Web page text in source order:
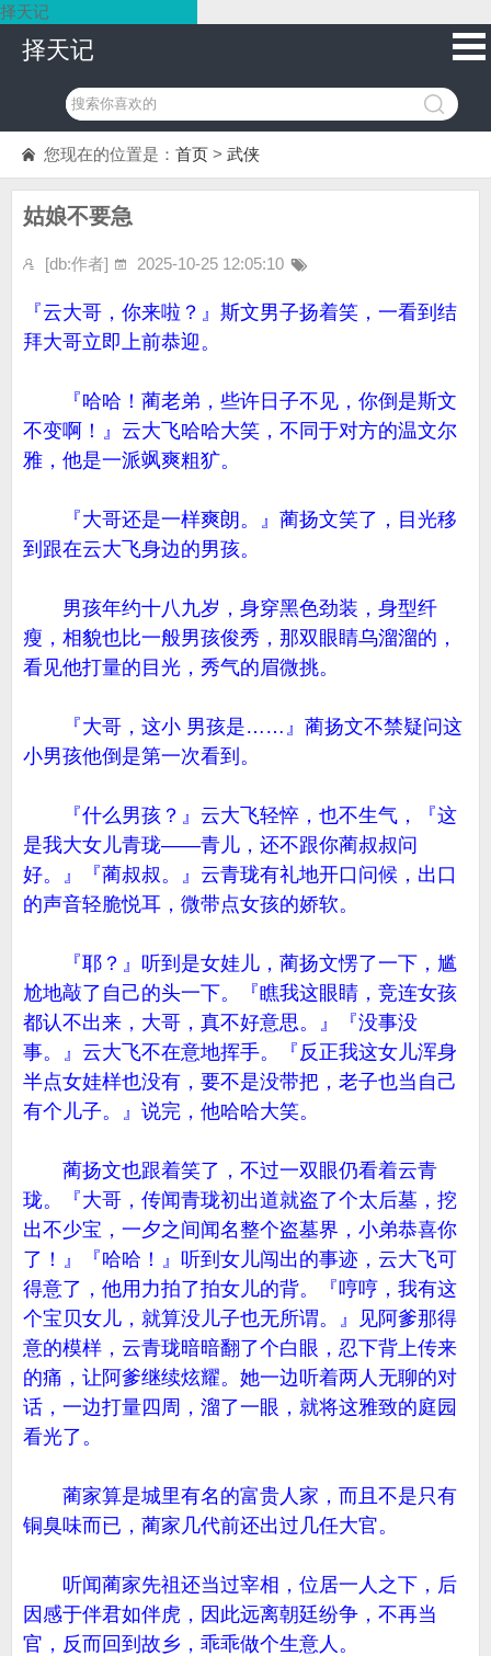
择天记
择天记
您现在的位置是： 首页 > 武侠
姑娘不要急
[db:作者] 2025-10-25 12:05:10
『云大哥，你来啦？』斯文男子扬着笑，一看到结
拜大哥立即上前恭迎。
『哈哈！蔺老弟，些许日子不见，你倒是斯文
不变啊！』云大飞哈哈大笑，不同于对方的温文尔
雅，他是一派飒爽粗犷。
『大哥还是一样爽朗。』蔺扬文笑了，目光移
到跟在云大飞身边的男孩。
男孩年约十八九岁，身穿黑色劲装，身型纤
瘦，相貌也比一般男孩俊秀，那双眼睛乌溜溜的，
看见他打量的目光，秀气的眉微挑。
『大哥，这小 男孩是……』蔺扬文不禁疑问这
小男孩他倒是第一次看到。
『什么男孩？』云大飞轻悴，也不生气，『这
是我大女儿青珑——青儿，还不跟你蔺叔叔问
好。』『蔺叔叔。』云青珑有礼地开口问候，出口
的声音轻脆悦耳，微带点女孩的娇软。
『耶？』听到是女娃儿，蔺扬文愣了一下，尴
尬地敲了自己的头一下。『瞧我这眼睛，竞连女孩
都认不出来，大哥，真不好意思。』『没事没
事。』云大飞不在意地挥手。『反正我这女儿浑身
半点女娃样也没有，要不是没带把，老子也当自己
有个儿子。』说完，他哈哈大笑。
蔺扬文也跟着笑了，不过一双眼仍看着云青
珑。『大哥，传闻青珑初出道就盗了个太后墓，挖
出不少宝，一夕之间闻名整个盗墓界，小弟恭喜你
了！』『哈哈！』听到女儿闯出的事迹，云大飞可
得意了，他用力拍了拍女儿的背。『哼哼，我有这
个宝贝女儿，就算没儿子也无所谓。』见阿爹那得
意的模样，云青珑暗暗翻了个白眼，忍下背上传来
的痛，让阿爹继续炫耀。她一边听着两人无聊的对
话，一边打量四周，溜了一眼，就将这雅致的庭园
看光了。
蔺家算是城里有名的富贵人家，而且不是只有
铜臭味而已，蔺家几代前还出过几任大官。
听闻蔺家先祖还当过宰相，位居一人之下，后
因感于伴君如伴虎，因此远离朝廷纷争，不再当
官，反而回到故乡，乖乖做个生意人。